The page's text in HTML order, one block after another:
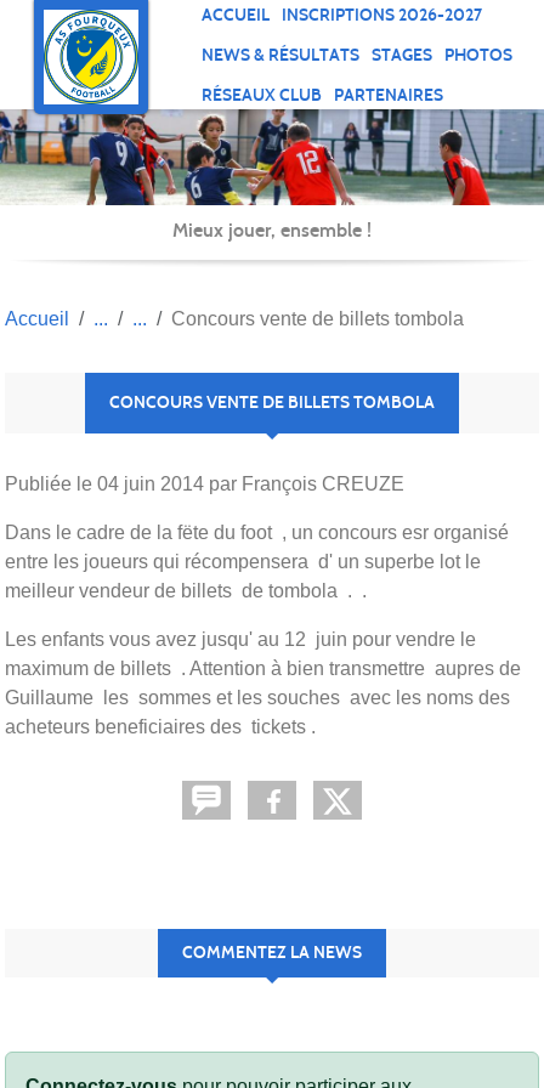
ACCUEIL
INSCRIPTIONS 2026-2027
NEWS & RÉSULTATS
STAGES
PHOTOS
RÉSEAUX CLUB
PARTENAIRES
Mieux jouer, ensemble !
Accueil Concours vente de billets tombola
CONCOURS VENTE DE BILLETS TOMBOLA
Publiée le 04 juin 2014 par François CREUZE
Dans le cadre de la fëte du foot , un concours esr organisé
entre les joueurs qui récompensera d' un superbe lot le
meilleur vendeur de billets de tombola . .
Les enfants vous avez jusqu' au 12 juin pour vendre le
maximum de billets . Attention à bien transmettre aupres de
Guillaume les sommes et les souches avec les noms des
acheteurs beneficiaires des tickets .
COMMENTEZ LA NEWS
Panneau de gestion des cookies